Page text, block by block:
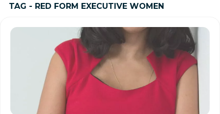
TAG - RED FORM EXECUTIVE WOMEN